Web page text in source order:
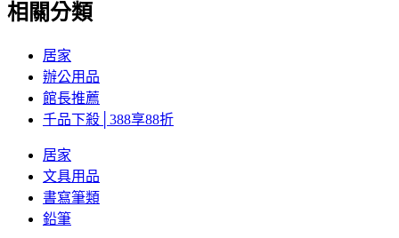
相關分類
居家
辦公用品
館長推薦
千品下殺│388享88折
居家
文具用品
書寫筆類
鉛筆